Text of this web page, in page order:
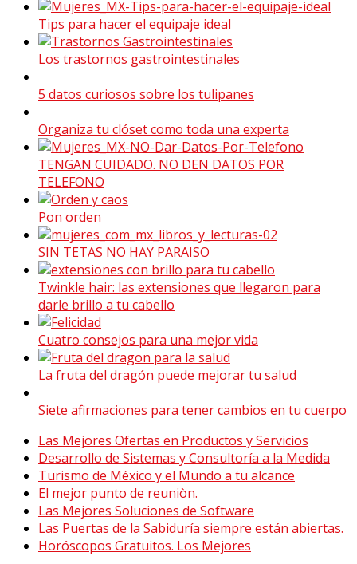
Tips para hacer el equipaje ideal
Los trastornos gastrointestinales
5 datos curiosos sobre los tulipanes
Organiza tu clóset como toda una experta
TENGAN CUIDADO. NO DEN DATOS POR
TELEFONO
Pon orden
SIN TETAS NO HAY PARAISO
Twinkle hair: las extensiones que llegaron para
darle brillo a tu cabello
Cuatro consejos para una mejor vida
La fruta del dragón puede mejorar tu salud
Siete afirmaciones para tener cambios en tu cuerpo
Las Mejores Ofertas en Productos y Servicios
Desarrollo de Sistemas y Consultoría a la Medida
Turismo de México y el Mundo a tu alcance
El mejor punto de reuniòn.
Las Mejores Soluciones de Software
Las Puertas de la Sabiduría siempre están abiertas.
Horóscopos Gratuitos. Los Mejores